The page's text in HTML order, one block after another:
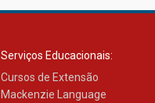
Serviços Educacionais:
Cursos de Extensão
Mackenzie Language